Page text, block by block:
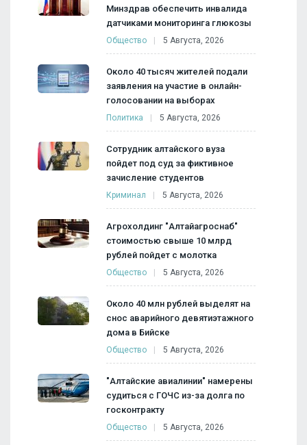
Минздрав обеспечить инвалида
датчиками мониторинга глюкозы
Общество 5 Августа, 2026
Около 40 тысяч жителей подали
заявления на участие в онлайн-
голосовании на выборах
Политика 5 Августа, 2026
Сотрудник алтайского вуза
пойдет под суд за фиктивное
зачисление студентов
Криминал 5 Августа, 2026
Агрохолдинг "Алтайагроснаб"
стоимостью свыше 10 млрд
рублей пойдет с молотка
Общество 5 Августа, 2026
Около 40 млн рублей выделят на
снос аварийного девятиэтажного
дома в Бийске
Общество 5 Августа, 2026
"Алтайские авиалинии" намерены
судиться с ГОЧС из-за долга по
госконтракту
Общество 5 Августа, 2026